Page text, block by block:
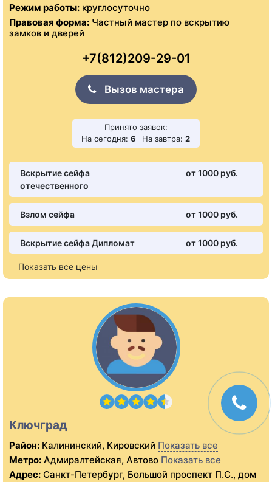
Режим работы: круглосуточно
Правовая форма: Частный мастер по вскрытию
замков и дверей
+7(812)209-29-01
Вызов мастера
Принято заявок:
На сегодня: 6 На завтра: 2
Вскрытие сейфа
отечественного
от 1000 pуб.
Взлом сейфа от 1000 pуб.
Вскрытие сейфа Дипломат от 1000 pуб.
Показать все цены
Ключград
Район: Калининский, Кировский Показать все
Метро: Адмиралтейская, Автово Показать все
Адрес: Санкт-Петербург, Большой проспект П.С., дом